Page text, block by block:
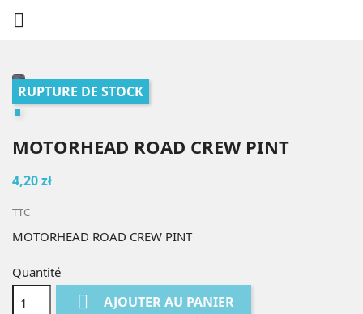

RUPTURE DE STOCK
MOTORHEAD ROAD CREW PINT
4,20 zł
TTC
MOTORHEAD ROAD CREW PINT
Quantité
 AJOUTER AU PANIER